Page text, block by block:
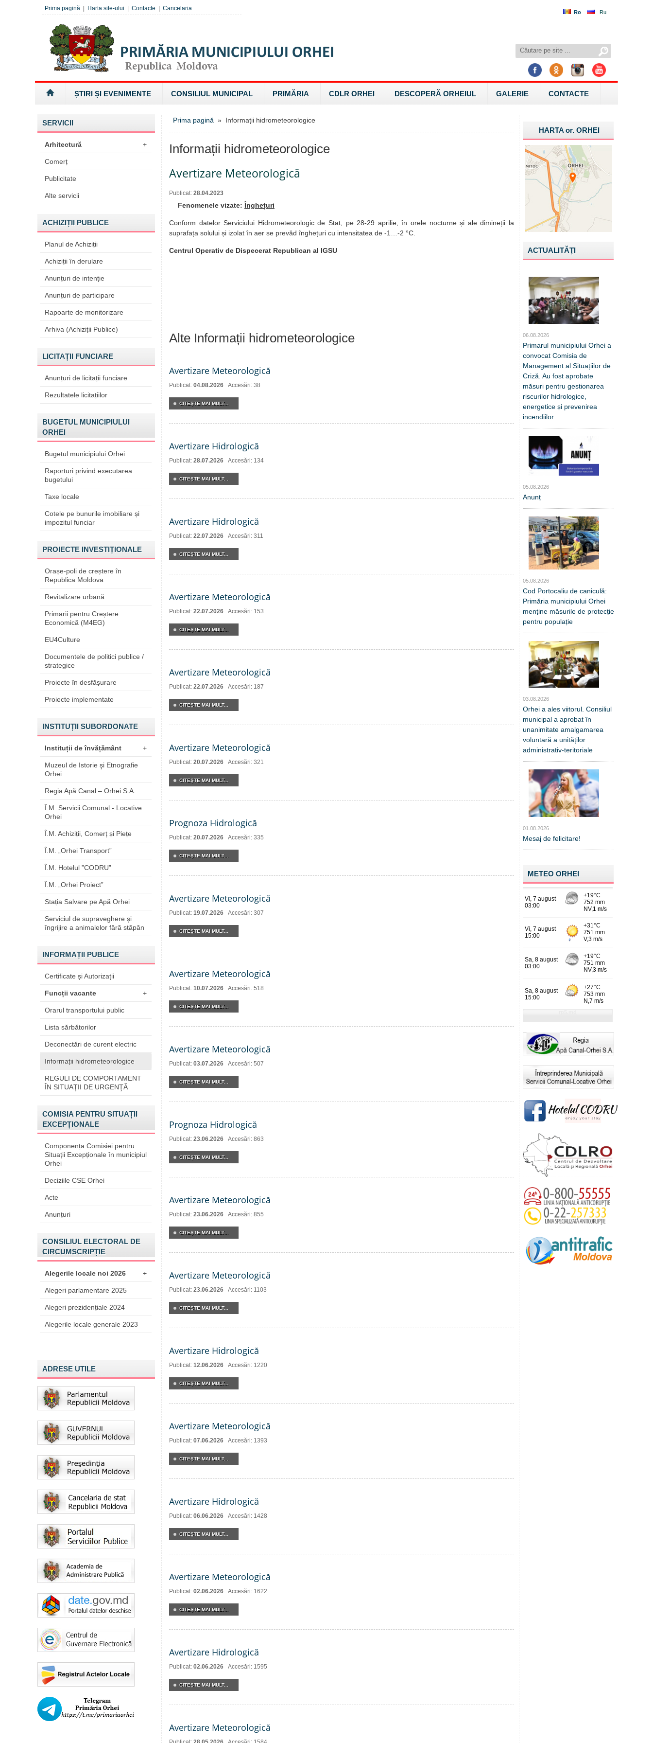
Ro Ru
Prima pagină Harta site-ului Contacte Cancelaria
ȘTIRI ȘI EVENIMENTE CONSILIUL MUNICIPAL PRIMĂRIA CDLR ORHEI DESCOPERĂ ORHEIUL GALERIE CONTACTE
SERVICII
Arhitectură +
Comerț
Publicitate
Alte servicii
ACHIZIȚII PUBLICE
Planul de Achiziții
Achiziții în derulare
Anunțuri de intenție
Anunțuri de participare
Rapoarte de monitorizare
Arhiva (Achiziții Publice)
LICITAȚII FUNCIARE
Anunțuri de licitații funciare
Rezultatele licitațiilor
BUGETUL MUNICIPIULUI
ORHEI
Bugetul municipiului Orhei
Raporturi privind executarea
bugetului
Taxe locale
Cotele pe bunurile imobiliare și
impozitul funciar
PROIECTE INVESTIȚIONALE
Orașe-poli de creștere în
Republica Moldova
Revitalizare urbană
Primarii pentru Creștere
Economică (M4EG)
EU4Culture
Documentele de politici publice /
strategice
Proiecte în desfășurare
Proiecte implementate
INSTITUȚII SUBORDONATE
Instituții de învățământ +
Muzeul de Istorie şi Etnografie
Orhei
Regia Apă Canal – Orhei S.A.
Î.M. Servicii Comunal - Locative
Orhei
Î.M. Achiziții, Comerț și Piețe
Î.M. „Orhei Transport”
Î.M. Hotelul ”CODRU”
Î.M. „Orhei Proiect”
Stația Salvare pe Apă Orhei
Serviciul de supraveghere și
îngrijire a animalelor fără stăpân
INFORMAȚII PUBLICE
Certificate și Autorizații
Funcții vacante +
Orarul transportului public
Lista sărbătorilor
Deconectări de curent electric
Informații hidrometeorologice
REGULI DE COMPORTAMENT
ÎN SITUAŢII DE URGENŢĂ
COMISIA PENTRU SITUAȚII
EXCEPȚIONALE
Componența Comisiei pentru
Situații Excepționale în municipiul
Orhei
Deciziile CSE Orhei
Acte
Anunțuri
CONSILIUL ELECTORAL DE
CIRCUMSCRIPȚIE
Alegerile locale noi 2026 +
Alegeri parlamentare 2025
Alegeri prezidențiale 2024
Alegerile locale generale 2023
ADRESE UTILE
Prima pagină » Informații hidrometeorologice
Informații hidrometeorologice
Avertizare Meteorologică
Publicat: 28.04.2023
Fenomenele vizate: Înghețuri
Conform datelor Serviciului Hidrometeorologic de Stat, pe 28-29 aprilie, în orele nocturne și ale dimineții la
suprafața solului și izolat în aer se prevăd înghețuri cu intensitatea de -1…-2 °C.
Centrul Operativ de Dispecerat Republican al IGSU
Alte Informații hidrometeorologice
Avertizare Meteorologică
Publicat: 04.08.2026 Accesări: 38
CITEŞTE MAI MULT...
Avertizare Hidrologică
Publicat: 28.07.2026 Accesări: 134
CITEŞTE MAI MULT...
Avertizare Hidrologică
Publicat: 22.07.2026 Accesări: 311
CITEŞTE MAI MULT...
Avertizare Meteorologică
Publicat: 22.07.2026 Accesări: 153
CITEŞTE MAI MULT...
Avertizare Meteorologică
Publicat: 22.07.2026 Accesări: 187
CITEŞTE MAI MULT...
Avertizare Meteorologică
Publicat: 20.07.2026 Accesări: 321
CITEŞTE MAI MULT...
Prognoza Hidrologică
Publicat: 20.07.2026 Accesări: 335
CITEŞTE MAI MULT...
Avertizare Meteorologică
Publicat: 19.07.2026 Accesări: 307
CITEŞTE MAI MULT...
Avertizare Meteorologică
Publicat: 10.07.2026 Accesări: 518
CITEŞTE MAI MULT...
Avertizare Meteorologică
Publicat: 03.07.2026 Accesări: 507
CITEŞTE MAI MULT...
Prognoza Hidrologică
Publicat: 23.06.2026 Accesări: 863
CITEŞTE MAI MULT...
Avertizare Meteorologică
Publicat: 23.06.2026 Accesări: 855
CITEŞTE MAI MULT...
Avertizare Meteorologică
Publicat: 23.06.2026 Accesări: 1103
CITEŞTE MAI MULT...
Avertizare Hidrologică
Publicat: 12.06.2026 Accesări: 1220
CITEŞTE MAI MULT...
Avertizare Meteorologică
Publicat: 07.06.2026 Accesări: 1393
CITEŞTE MAI MULT...
Avertizare Hidrologică
Publicat: 06.06.2026 Accesări: 1428
CITEŞTE MAI MULT...
Avertizare Meteorologică
Publicat: 02.06.2026 Accesări: 1622
CITEŞTE MAI MULT...
Avertizare Hidrologică
Publicat: 02.06.2026 Accesări: 1595
CITEŞTE MAI MULT...
Avertizare Meteorologică
HARTA or.ORHEI
ACTUALITĂŢI
06.08.2026
Primarul municipiului Orhei a
convocat Comisia de
Management al Situațiilor de
Criză. Au fost aprobate
măsuri pentru gestionarea
riscurilor hidrologice,
energetice și prevenirea
incendiilor
05.08.2026
Anunț
05.08.2026
Cod Portocaliu de caniculă:
Primăria municipiului Orhei
menține măsurile de protecție
pentru populație
03.08.2026
Orhei a ales viitorul. Consiliul
municipal a aprobat în
unanimitate amalgamarea
voluntară a unităților
administrativ-teritoriale
01.08.2026
Mesaj de felicitare!
METEO ORHEI